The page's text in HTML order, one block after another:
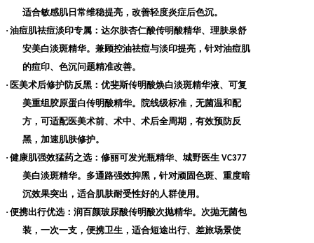
适合敏感肌日常维稳提亮，改善轻度炎症后色沉。
· 油痘肌祛痘淡印专属 ：达尔肤杏仁酸传明酸精华、理肤泉舒
安美白淡斑精华。兼顾控油祛痘与淡印提亮，针对油痘肌
的痘印、色沉问题精准改善。
· 医美术后修护防反黑 ：优斐斯传明酸焕白淡斑精华液、可复
美重组胶原蛋白传明酸精华。院线级标准，无菌温和配
方，可适配医美术前、术中、术后全周期，有效预防反
黑，加速肌肤修护。
· 健康肌强效猛药之选 ：修丽可发光瓶精华、城野医生 VC377
美白淡斑精华。多通路强效抑黑，针对顽固色斑、重度暗
沉效果突出，适合肌肤耐受性好的人群使用。
· 便携出行优选 ：润百颜玻尿酸传明酸次抛精华。次抛无菌包
装，一次一支，便携卫生，适合短途出行、差旅场景使